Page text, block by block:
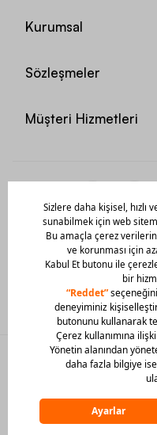
Kurumsal
Sözleşmeler
Müşteri Hizmetleri
Mobil
© 2026
Sitedeki görsel